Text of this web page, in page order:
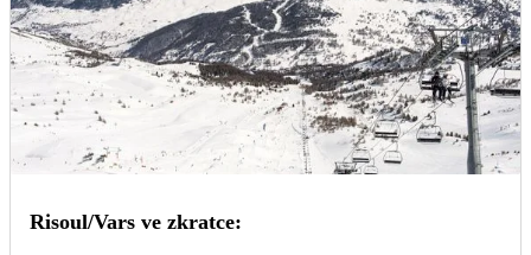
Risoul/Vars ve zkratce: